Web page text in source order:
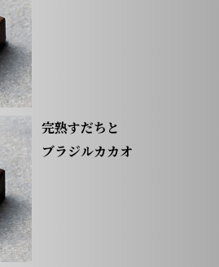
完熟すだちと
ブラジルカカオ